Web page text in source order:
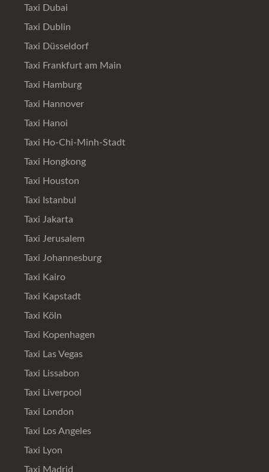
Taxi Dubai
Taxi Dublin
Taxi Düsseldorf
Taxi Frankfurt am Main
Taxi Hamburg
Taxi Hannover
Taxi Hanoi
Taxi Ho-Chi-Minh-Stadt
Taxi Hongkong
Taxi Houston
Taxi Istanbul
Taxi Jakarta
Taxi Jerusalem
Taxi Johannesburg
Taxi Kairo
Taxi Kapstadt
Taxi Köln
Taxi Kopenhagen
Taxi Las Vegas
Taxi Lissabon
Taxi Liverpool
Taxi London
Taxi Los Angeles
Taxi Lyon
Taxi Madrid